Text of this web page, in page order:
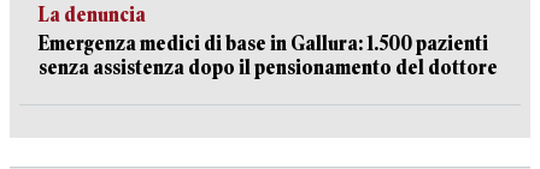
La denuncia
Emergenza medici di base in Gallura: 1.500 pazienti
senza assistenza dopo il pensionamento del dottore